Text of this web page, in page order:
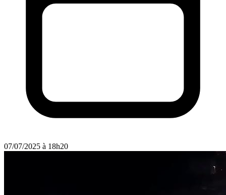
07/07/2025 à 18h20